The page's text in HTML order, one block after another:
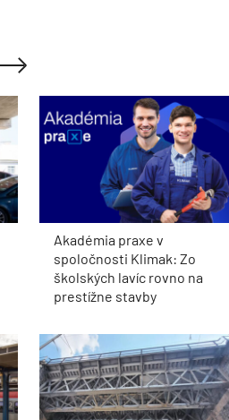
Akadémia praxe v
spoločnosti Klimak: Zo
školských lavíc rovno na
prestížne stavby